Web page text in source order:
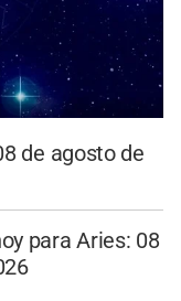
de agosto de
para Aries: 08